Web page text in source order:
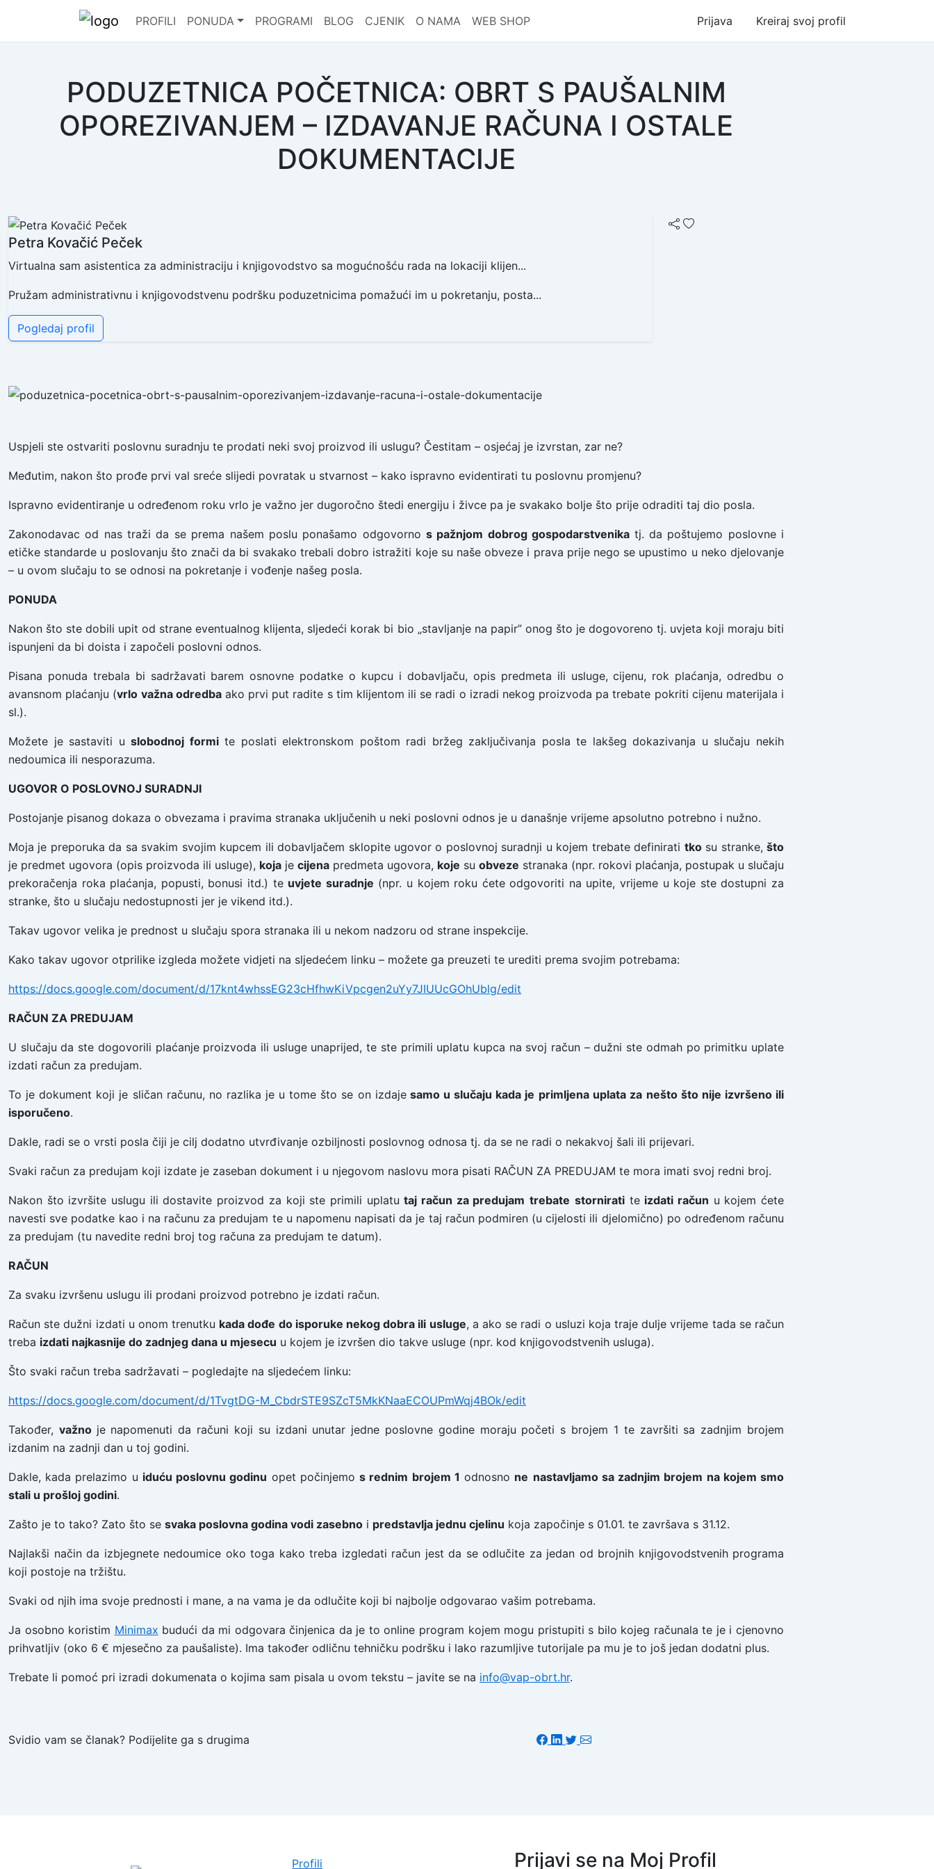
PROFILI PONUDA PROGRAMI BLOG CJENIK O NAMA WEB SHOP Prijava Kreiraj svoj profil
PODUZETNICA POČETNICA: OBRT S PAUŠALNIM
OPOREZIVANJEM – IZDAVANJE RAČUNA I OSTALE
DOKUMENTACIJE
Petra Kovačić Peček
Virtualna sam asistentica za administraciju i knjigovodstvo sa mogućnošću rada na lokaciji klijen...
Pružam administrativnu i knjigovodstvenu podršku poduzetnicima pomažući im u pokretanju, posta...
Pogledaj profil
Uspjeli ste ostvariti poslovnu suradnju te prodati neki svoj proizvod ili uslugu? Čestitam – osjećaj je izvrstan, zar ne?
Međutim, nakon što prođe prvi val sreće slijedi povratak u stvarnost – kako ispravno evidentirati tu poslovnu promjenu?
Ispravno evidentiranje u određenom roku vrlo je važno jer dugoročno štedi energiju i živce pa je svakako bolje što prije odraditi taj dio posla.
Zakonodavac od nas traži da se prema našem poslu ponašamo odgovornos pažnjom dobrog gospodarstvenika tj. da poštujemo poslovne i
etičke standarde u poslovanju što znači da bi svakako trebali dobro istražiti koje su naše obveze i prava prije nego se upustimo u neko djelovanje
– u ovom slučaju to se odnosi na pokretanje i vođenje našeg posla.
PONUDA
Nakon što ste dobili upit od strane eventualnog klijenta, sljedeći korak bi bio „stavljanje na papir” onog što je dogovoreno tj. uvjeta koji moraju biti
ispunjeni da bi doista i započeli poslovni odnos.
Pisana ponuda trebala bi sadržavati barem osnovne podatke o kupcu i dobavljaču, opis predmeta ili usluge, cijenu, rok plaćanja, odredbu o
avansnom plaćanju (vrlo važna odredbaako prvi put radite s tim klijentom ili se radi o izradi nekog proizvoda pa trebate pokriti cijenu materijala i
sl.).
Možete je sastaviti uslobodnoj formite poslati elektronskom poštom radi bržeg zaključivanja posla te lakšeg dokazivanja u slučaju nekih
nedoumica ili nesporazuma.
UGOVOR O POSLOVNOJ SURADNJI
Postojanje pisanog dokaza o obvezama i pravima stranaka uključenih u neki poslovni odnos je u današnje vrijeme apsolutno potrebno i nužno.
Moja je preporuka da sa svakim svojim kupcem ili dobavljačem sklopite ugovor o poslovnoj suradnji u kojem trebate definirati tkosu stranke,što
je predmet ugovora (opis proizvoda ili usluge), koja je cijena predmeta ugovora, koje su obveze stranaka (npr. rokovi plaćanja, postupak u slučaju
prekoračenja roka plaćanja, popusti, bonusi itd.) te uvjete suradnje (npr. u kojem roku ćete odgovoriti na upite, vrijeme u koje ste dostupni za
stranke, što u slučaju nedostupnosti jer je vikend itd.).
Takav ugovor velika je prednost u slučaju spora stranaka ili u nekom nadzoru od strane inspekcije.
Kako takav ugovor otprilike izgleda možete vidjeti na sljedećem linku – možete ga preuzeti te urediti prema svojim potrebama:
https://docs.google.com/document/d/17knt4whssEG23cHfhwKiVpcgen2uYy7JIUUcGOhUblg/edit
RAČUN ZA PREDUJAM
U slučaju da ste dogovorili plaćanje proizvoda ili usluge unaprijed, te ste primili uplatu kupca na svoj račun – dužni ste odmah po primitku uplate
izdati račun za predujam.
To je dokument koji je sličan računu, no razlika je u tome što se on izdajesamo u slučaju kada je primljena uplata za nešto što nije izvršeno ili
isporučeno.
Dakle, radi se o vrsti posla čiji je cilj dodatno utvrđivanje ozbiljnosti poslovnog odnosa tj. da se ne radi o nekakvoj šali ili prijevari.
Svaki račun za predujam koji izdate je zaseban dokument i u njegovom naslovu mora pisati RAČUN ZA PREDUJAM te mora imati svoj redni broj.
Nakon što izvršite uslugu ili dostavite proizvod za koji ste primili uplatutaj račun za predujam trebate storniratite izdati račun u kojem ćete
navesti sve podatke kao i na računu za predujam te u napomenu napisati da je taj račun podmiren (u cijelosti ili djelomično) po određenom računu
za predujam (tu navedite redni broj tog računa za predujam te datum).
RAČUN
Za svaku izvršenu uslugu ili prodani proizvod potrebno je izdati račun.
Račun ste dužni izdati u onom trenutku kada dođe do isporuke nekog dobra ili usluge, a ako se radi o usluzi koja traje dulje vrijeme tada se račun
treba izdati najkasnije do zadnjeg dana u mjesecu u kojem je izvršen dio takve usluge (npr. kod knjigovodstvenih usluga).
Što svaki račun treba sadržavati – pogledajte na sljedećem linku:
https://docs.google.com/document/d/1TvgtDG-M_CbdrSTE9SZcT5MkKNaaECOUPmWqj4BOk/edit
Također, važno je napomenuti da računi koji su izdani unutar jedne poslovne godine moraju početi s brojem 1 te završiti sa zadnjim brojem
izdanim na zadnji dan u toj godini.
Dakle, kada prelazimo u iduću poslovnu godinu opet počinjemos rednim brojem 1 odnosno ne nastavljamo sa zadnjim brojem na kojem smo
stali u prošloj godini.
Zašto je to tako? Zato što se svaka poslovna godina vodi zasebno i predstavlja jednu cjelinu koja započinje s 01.01. te završava s 31.12.
Najlakši način da izbjegnete nedoumice oko toga kako treba izgledati račun jest da se odlučite za jedan od brojnih knjigovodstvenih programa
koji postoje na tržištu.
Svaki od njih ima svoje prednosti i mane, a na vama je da odlučite koji bi najbolje odgovarao vašim potrebama.
Ja osobno koristim Minimax budući da mi odgovara činjenica da je to online program kojem mogu pristupiti s bilo kojeg računala te je i cjenovno
prihvatljiv (oko 6 € mjesečno za paušaliste). Ima također odličnu tehničku podršku i lako razumljive tutorijale pa mu je to još jedan dodatni plus.
Trebate li pomoć pri izradi dokumenata o kojima sam pisala u ovom tekstu – javite se na info@vap-obrt.hr.
Svidio vam se članak? Podijelite ga s drugima
Profili Prijavi se na Moj Profil